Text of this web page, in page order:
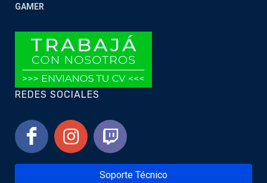
GAMER
REDES SOCIALES
Soporte Técnico